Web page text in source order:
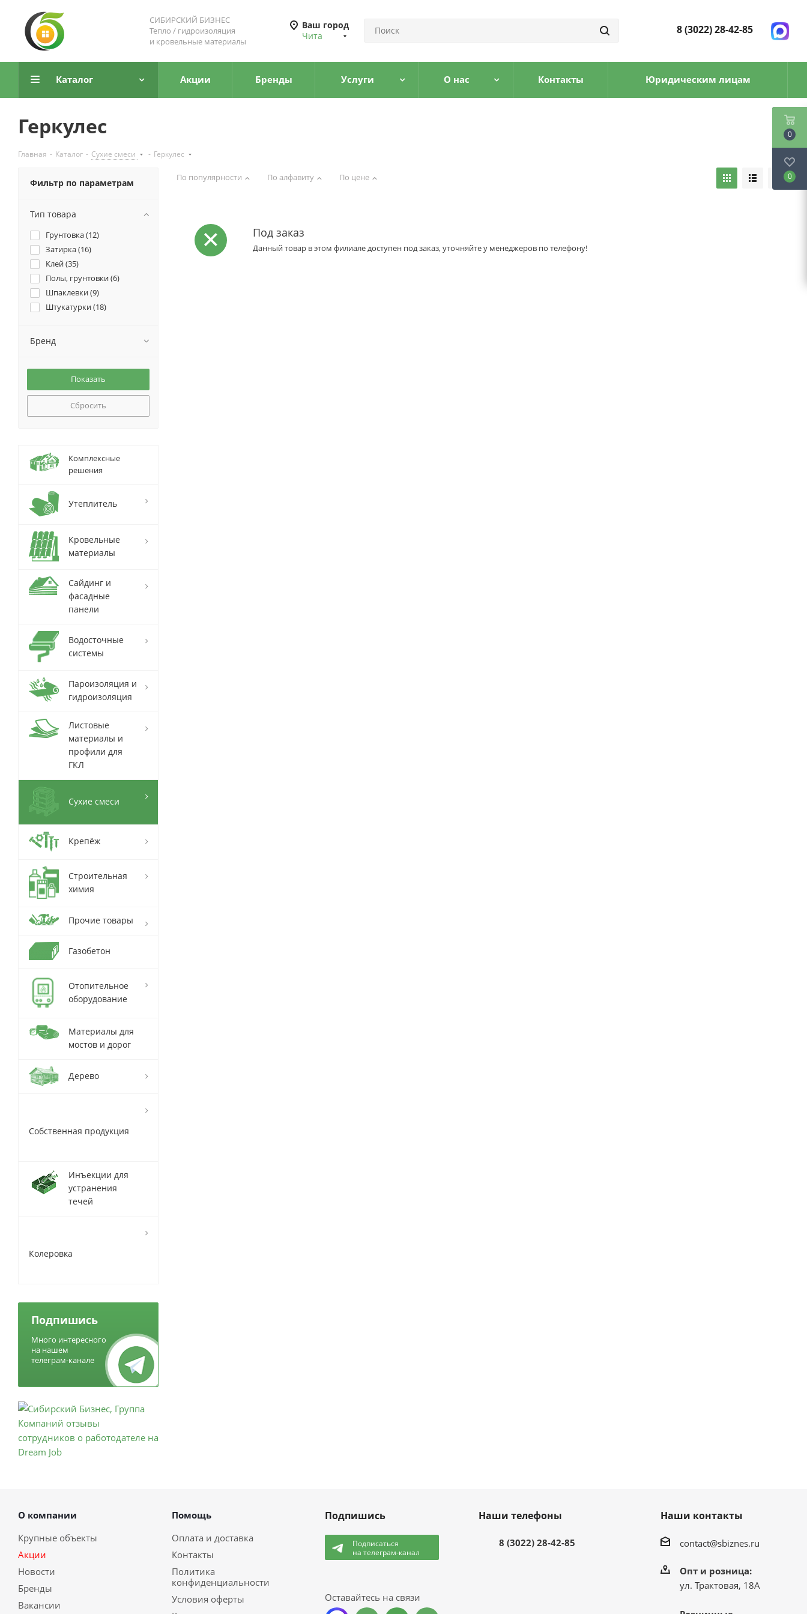
СИБИРСКИЙ БИЗНЕС
Тепло / гидроизоляция
и кровельные материалы
Ваш город
Чита
8 (3022) 28-42-85
Каталог Акции Бренды Услуги О нас Контакты Юридическим лицам
Геркулес
Главная - Каталог - Сухие смеси - Геркулес
По популярности По алфавиту По цене
Под заказ
Данный товар в этом филиале доступен под заказ, уточняйте у менеджеров по телефону!
Фильтр по параметрам
Тип товара
Грунтовка (12)
Затирка (16)
Клей (35)
Полы, грунтовки (6)
Шпаклевки (9)
Штукатурки (18)
Бренд
Сбросить
Комплексные
решения
Утеплитель
Кровельные
материалы
Сайдинг и
фасадные
панели
Водосточные
системы
Пароизоляция и
гидроизоляция
Листовые
материалы и
профили для
ГКЛ
Сухие смеси
Крепёж
Строительная
химия
Прочие товары
Газобетон
Отопительное
оборудование
Материалы для
мостов и дорог
Дерево
Собственная продукция
Инъекции для
устранения
течей
Колеровка
Подпишись
Много интересного
на нашем
телеграм-канале
О компании
Крупные объекты
Акции
Новости
Бренды
Вакансии
Помощь
Оплата и доставка
Контакты
Политика
конфиденциальности
Условия оферты
Подпишись
Подписаться
на телеграм-канал
Оставайтесь на связи
Наши телефоны
8 (3022) 28-42-85
Наши контакты
contact@sbiznes.ru
Опт и розница:
ул. Трактовая, 18А
0
0